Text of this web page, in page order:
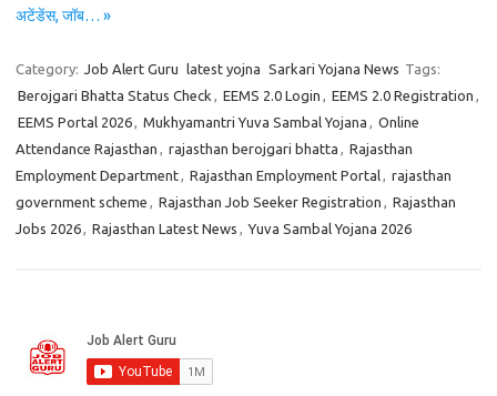
अटेंडेंस, जॉब… »
Category: Job Alert Guru latest yojna Sarkari Yojana News Tags:
Berojgari Bhatta Status Check , EEMS 2.0 Login , EEMS 2.0 Registration ,
EEMS Portal 2026, Mukhyamantri Yuva Sambal Yojana , Online
Attendance Rajasthan , rajasthan berojgari bhatta , Rajasthan
Employment Department, Rajasthan Employment Portal, rajasthan
government scheme , Rajasthan Job Seeker Registration , Rajasthan
Jobs 2026, Rajasthan Latest News , Yuva Sambal Yojana 2026